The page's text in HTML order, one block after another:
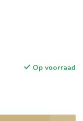
Op voorraad